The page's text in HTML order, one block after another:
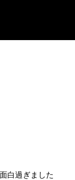
白過ぎました